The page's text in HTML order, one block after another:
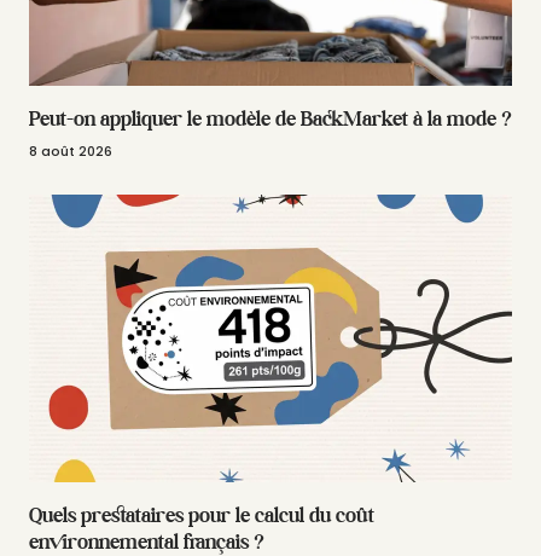
Peut-on appliquer le modèle de BackMarket à la mode ?
8 août 2026
Quels prestataires pour le calcul du coût
environnemental français ?